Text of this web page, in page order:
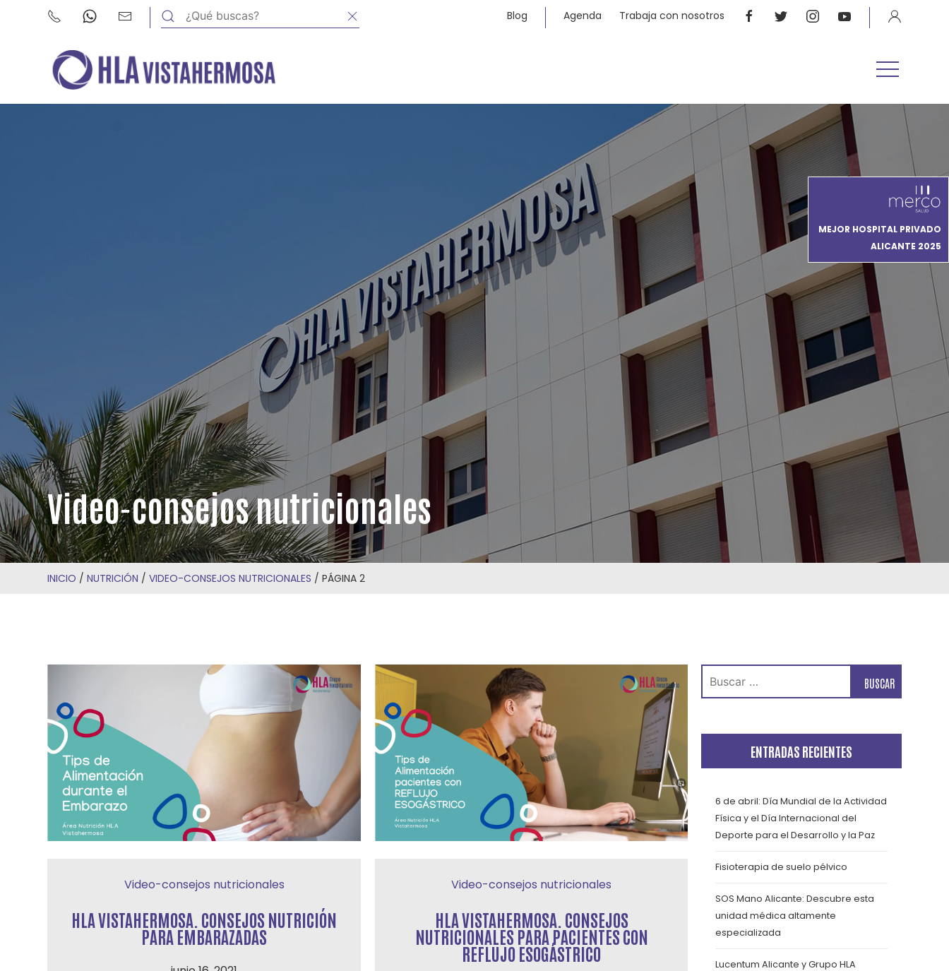
Blog Agenda Trabaja con nosotros
MEJOR HOSPITAL PRIVADO
ALICANTE 2025
Video-consejos nutricionales
INICIO /NUTRICIÓN /VIDEO-CONSEJOS NUTRICIONALES /PÁGINA 2
Video-consejos nutricionales
HLA VISTAHERMOSA. CONSEJOS NUTRICIÓN
PARA EMBARAZADAS
Video-consejos nutricionales
HLA VISTAHERMOSA. CONSEJOS
NUTRICIONALES PARA PACIENTES CON
REFLUJO ESOGÁSTRICO
ENTRADAS RECIENTES
6 de abril: Día Mundial de la Actividad
Física y el Día Internacional del
Deporte para el Desarrollo y la Paz
Fisioterapia de suelo pélvico
SOS Mano Alicante: Descubre esta
unidad médica altamente
especializada
Lucentum Alicante y Grupo HLA